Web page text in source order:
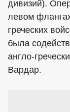
дивизий).
левом
греческих
была
англо-
Вардар.